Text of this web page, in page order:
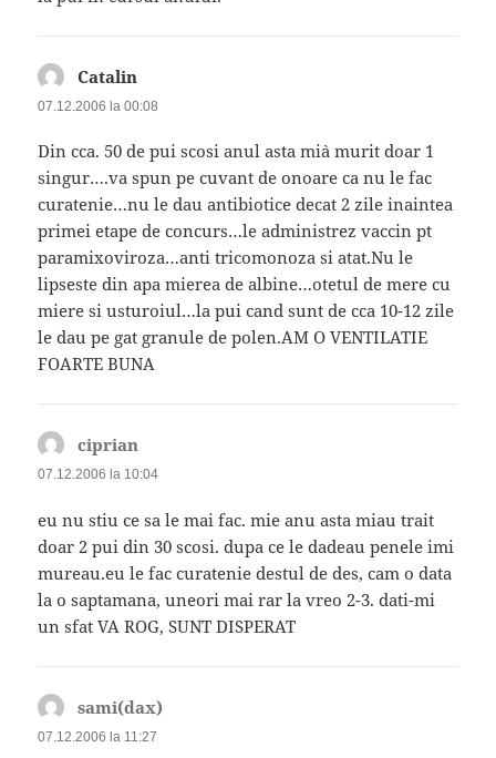
Catalin
07.12.2006 la 00:08
Din cca. 50 de pui scosi anul asta mi`a murit doar 1
singur….va spun pe cuvant de onoare ca nu le fac
curatenie…nu le dau antibiotice decat 2 zile inaintea
primei etape de concurs…le administrez vaccin pt
paramixoviroza…anti tricomonoza si atat.Nu le
lipseste din apa mierea de albine…otetul de mere cu
miere si usturoiul…la pui cand sunt de cca 10-12 zile
le dau pe gat granule de polen.AM O VENTILATIE
FOARTE BUNA
ciprian
07.12.2006 la 10:04
eu nu stiu ce sa le mai fac. mie anu asta miau trait
doar 2 pui din 30 scosi. dupa ce le dadeau penele imi
mureau.eu le fac curatenie destul de des, cam o data
la o saptamana, uneori mai rar la vreo 2-3. dati-mi
un sfat VA ROG, SUNT DISPERAT
sami(dax)
07.12.2006 la 11:27